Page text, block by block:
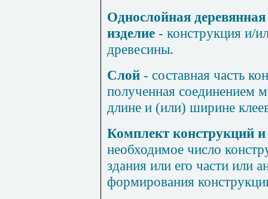
Однослойная
изделие - конструкция и/
древесины.
Слой - составная часть
полученная соединением
длине и (или) ширине
Комплект конструкций
необходимое число
здания или его части или
формирования